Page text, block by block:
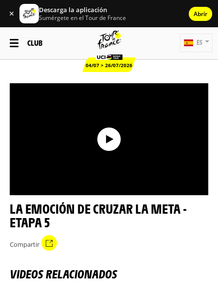
✕ Descarga la aplicación
Sumérgete en el Tour de France Abrir
CLUB
04/07 > 26/07/2026
ES
LA EMOCIÓN DE CRUZAR LA META -
ETAPA 5
Compartir
VIDEOS RELACIONADOS